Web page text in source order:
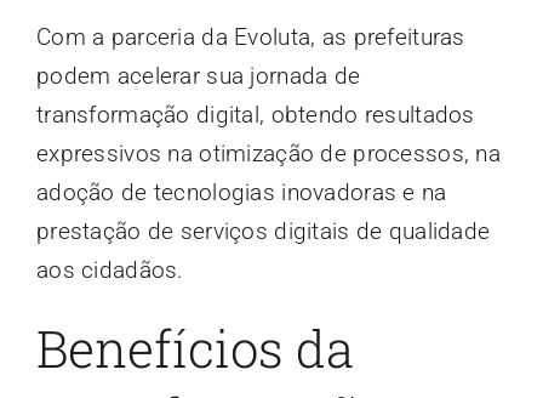
Com a parceria da Evoluta, as prefeituras
podem acelerar sua jornada de
transformação digital, obtendo resultados
expressivos na otimização de processos, na
adoção de tecnologias inovadoras e na
prestação de serviços digitais de qualidade
aos cidadãos.
Benefícios da